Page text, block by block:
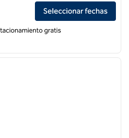
Inn & Suites Clovis-Airport North
Seleccionar fechas
gratis